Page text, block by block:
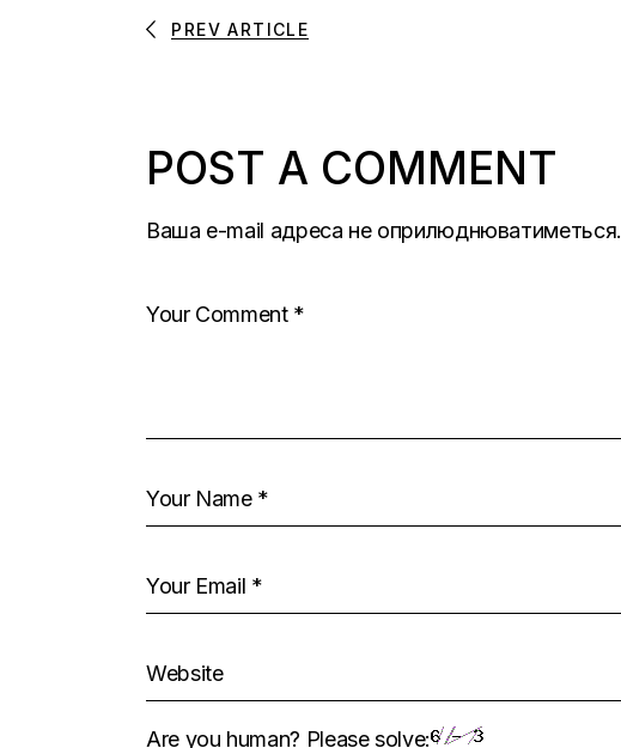
PREV ARTICLE
POST A COMMENT
Ваша e-mail адреса не оприлюднюватиметься.
Are you human? Please solve: